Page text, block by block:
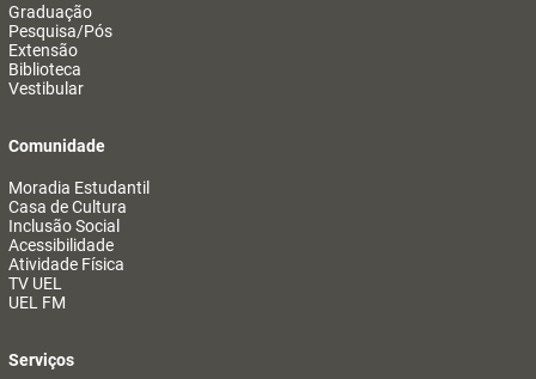
Graduação
Pesquisa/Pós
Extensão
Biblioteca
Vestibular
Comunidade
Moradia Estudantil
Casa de Cultura
Inclusão Social
Acessibilidade
Atividade Física
TV UEL
UEL FM
Serviços